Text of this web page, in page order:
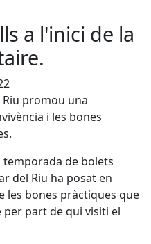
a l'inici de la
promou una
i les bones
de bolets
del Riu ha posat en
les bones pràctiques que
part de qui visiti el